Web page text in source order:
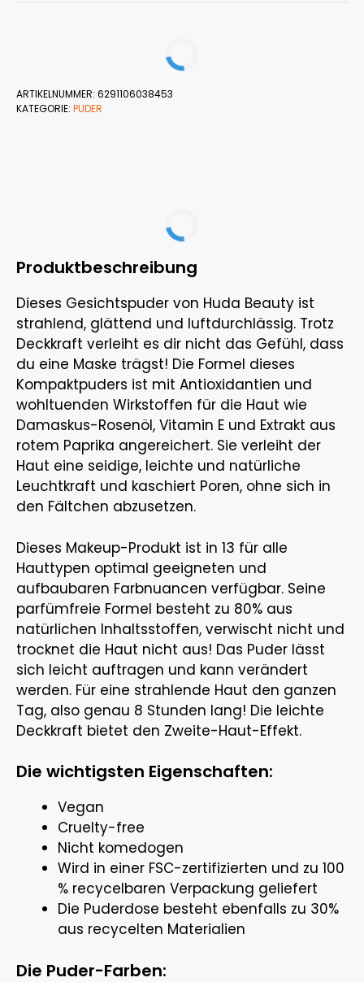
ARTIKELNUMMER: 6291106038453
KATEGORIE: PUDER
Produktbeschreibung
Dieses Gesichtspuder von Huda Beauty ist
strahlend, glättend und luftdurchlässig. Trotz
Deckkraft verleiht es dir nicht das Gefühl, dass
du eine Maske trägst! Die Formel dieses
Kompaktpuders ist mit Antioxidantien und
wohltuenden Wirkstoffen für die Haut wie
Damaskus-Rosenöl, Vitamin E und Extrakt aus
rotem Paprika angereichert. Sie verleiht der
Haut eine seidige, leichte und natürliche
Leuchtkraft und kaschiert Poren, ohne sich in
den Fältchen abzusetzen.
Dieses Makeup-Produkt ist in 13 für alle
Hauttypen optimal geeigneten und
aufbaubaren Farbnuancen verfügbar. Seine
parfümfreie Formel besteht zu 80% aus
natürlichen Inhaltsstoffen, verwischt nicht und
trocknet die Haut nicht aus! Das Puder lässt
sich leicht auftragen und kann verändert
werden. Für eine strahlende Haut den ganzen
Tag, also genau 8 Stunden lang! Die leichte
Deckkraft bietet den Zweite-Haut-Effekt.
Die wichtigsten Eigenschaften:
Vegan
Cruelty-free
Nicht komedogen
Wird in einer FSC-zertifizierten und zu 100
% recycelbaren Verpackung geliefert
Die Puderdose besteht ebenfalls zu 30%
aus recycelten Materialien
Die Puder-Farben: